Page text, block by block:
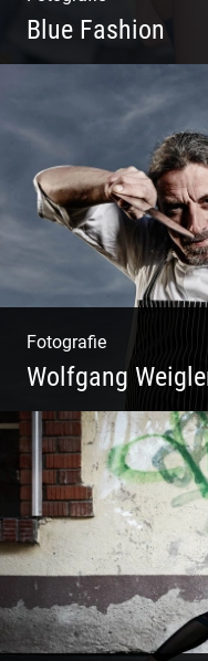
Blue Fashion
Blue Fashion
Fotografie
Wolfgang
W.U.F.O. Food
Catering Service |